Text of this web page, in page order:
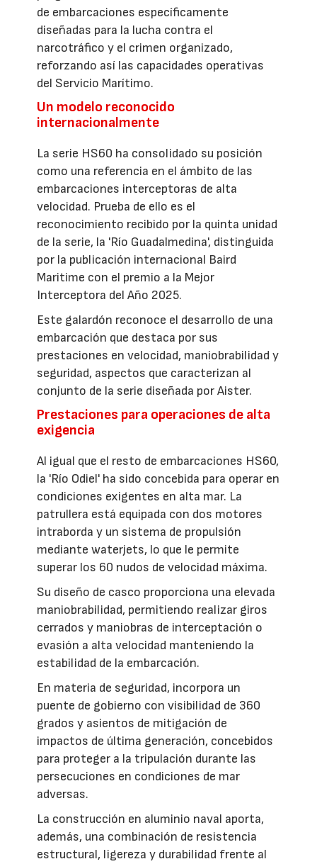
de embarcaciones específicamente
diseñadas para la lucha contra el
narcotráfico y el crimen organizado,
reforzando así las capacidades operativas
del Servicio Marítimo.
Un modelo reconocido
internacionalmente
La serie HS60 ha consolidado su posición
como una referencia en el ámbito de las
embarcaciones interceptoras de alta
velocidad. Prueba de ello es el
reconocimiento recibido por la quinta unidad
de la serie, la 'Río Guadalmedina', distinguida
por la publicación internacional Baird
Maritime con el premio a la Mejor
Interceptora del Año 2025.
Este galardón reconoce el desarrollo de una
embarcación que destaca por sus
prestaciones en velocidad, maniobrabilidad y
seguridad, aspectos que caracterizan al
conjunto de la serie diseñada por Aister.
Prestaciones para operaciones de alta
exigencia
Al igual que el resto de embarcaciones HS60,
la 'Río Odiel' ha sido concebida para operar en
condiciones exigentes en alta mar. La
patrullera está equipada con dos motores
intraborda y un sistema de propulsión
mediante waterjets, lo que le permite
superar los 60 nudos de velocidad máxima.
Su diseño de casco proporciona una elevada
maniobrabilidad, permitiendo realizar giros
cerrados y maniobras de interceptación o
evasión a alta velocidad manteniendo la
estabilidad de la embarcación.
En materia de seguridad, incorpora un
puente de gobierno con visibilidad de 360
grados y asientos de mitigación de
impactos de última generación, concebidos
para proteger a la tripulación durante las
persecuciones en condiciones de mar
adversas.
La construcción en aluminio naval aporta,
además, una combinación de resistencia
estructural, ligereza y durabilidad frente al